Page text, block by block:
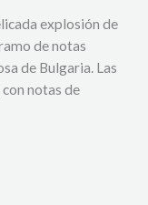
explosión de
de notas
de Bulgaria. Las
notas de